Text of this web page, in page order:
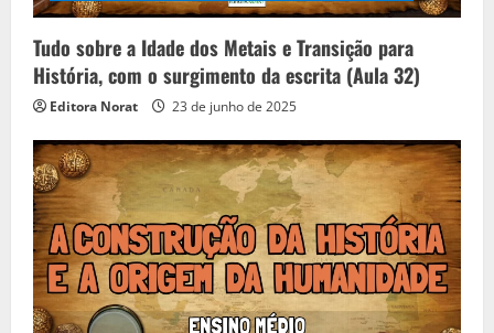
Tudo sobre a Idade dos Metais e Transição para
História, com o surgimento da escrita (Aula 32)
Editora Norat 23 de junho de 2025